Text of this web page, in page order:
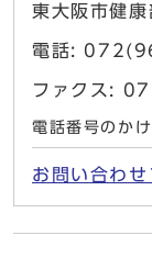
東大阪市健
電話:
ファクス:
電話番号のか
お問い合わせ